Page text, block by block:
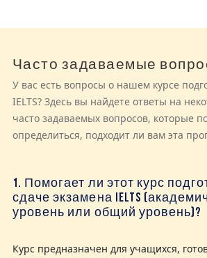
Название
Часто задаваемые
Текст
У вас есть вопросы о нашем курсе
IELTS? Здесь вы найдете ответы на
часто задаваемых вопросов, которые
определиться, подходит ли вам эта
1. Помогает ли этот курс
сдаче экзамена IELTS
уровень или общий уровень)?
Курс предназначен для учащихся,